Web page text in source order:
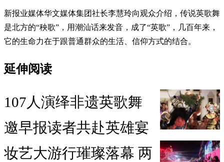
新报业媒体华文媒体集团社长李慧玲向观众介绍，传说英歌舞
是北方的“秧歌”，用潮汕话来发音，成了“英歌”，几百年来，
它的生命力在于跟普通群众的生活、信仰方式的结合。
延伸阅读
107人演绎非遗英歌舞
邀早报读者共赴英雄宴
妆艺大游行璀璨落幕 两